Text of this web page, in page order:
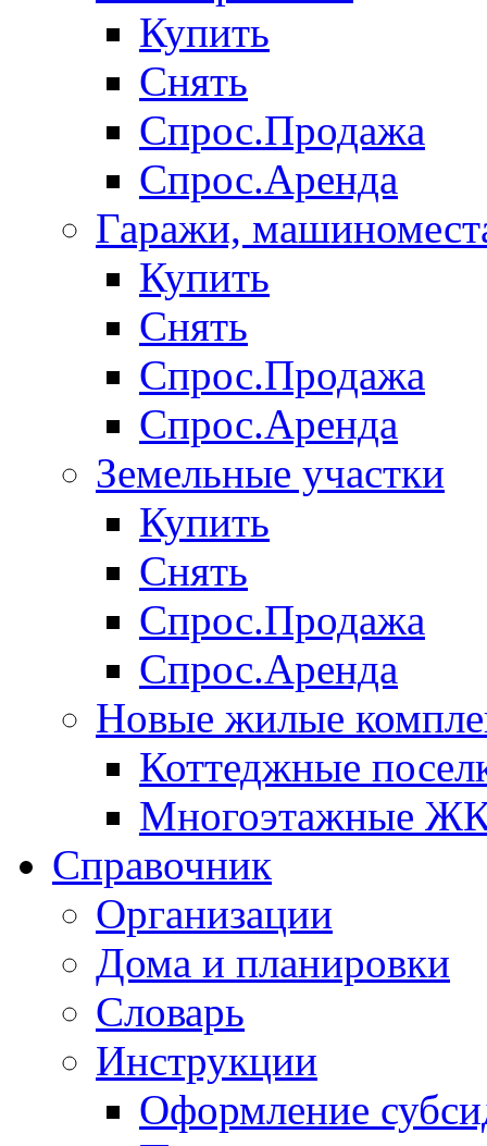
Купить
Снять
Спрос.Продажа
Спрос.Аренда
Гаражи,
Купить
Снять
Спрос.Продажа
Спрос.Аренда
Земельные участки
Купить
Снять
Спрос.Продажа
Спрос.Аренда
Новые жилые
Коттеджные
Многоэтажные
Справочник
Организации
Дома и планировки
Словарь
Инструкции
Оформление